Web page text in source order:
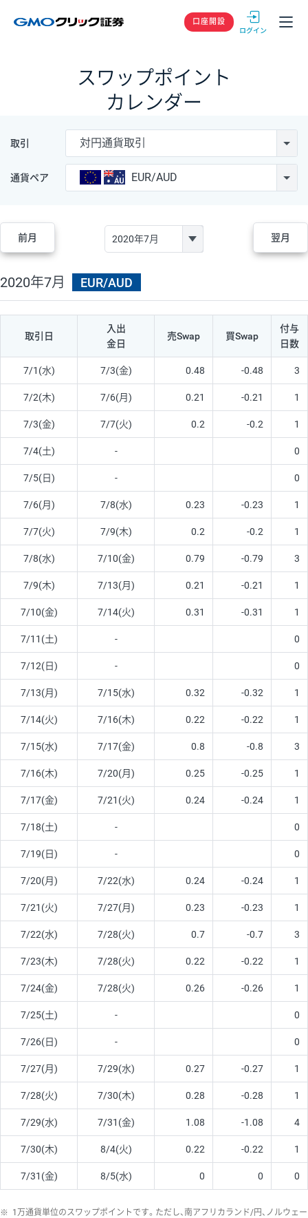
GMOクリック
口座開設
スワップポイント
カレンダー
取引 対円通貨取引
通貨ペア EUR/AUD
前月 翌月
2020年7月 EUR/AUD
取引日
入出
金日
売Swap 買Swap
付与
日数
7/1(水) 7/3(金) 0.48 -0.48 3
7/2(木) 7/6(月) 0.21 -0.21 1
7/3(金) 7/7(火) 0.2 -0.2 1
7/4(土) - 0
7/5(日) - 0
7/6(月) 7/8(水) 0.23 -0.23 1
7/7(火) 7/9(木) 0.2 -0.2 1
7/8(水) 7/10(金) 0.79 -0.79 3
7/9(木) 7/13(月) 0.21 -0.21 1
7/10(金) 7/14(火) 0.31 -0.31 1
7/11(土) - 0
7/12(日) - 0
7/13(月) 7/15(水) 0.32 -0.32 1
7/14(火) 7/16(木) 0.22 -0.22 1
7/15(水) 7/17(金) 0.8 -0.8 3
7/16(木) 7/20(月) 0.25 -0.25 1
7/17(金) 7/21(火) 0.24 -0.24 1
7/18(土) - 0
7/19(日) - 0
7/20(月) 7/22(水) 0.24 -0.24 1
7/21(火) 7/27(月) 0.23 -0.23 1
7/22(水) 7/28(火) 0.7 -0.7 3
7/23(木) 7/28(火) 0.22 -0.22 1
7/24(金) 7/28(火) 0.26 -0.26 1
7/25(土) - 0
7/26(日) - 0
7/27(月) 7/29(水) 0.27 -0.27 1
7/28(火) 7/30(木) 0.28 -0.28 1
7/29(水) 7/31(金) 1.08 -1.08 4
7/30(木) 8/4(火) 0.22 -0.22 1
7/31(金) 8/5(水) 0 0 0
※ 1万通貨単位のスワップポイントです。ただし、南アフリカランド/円、ノルウェー